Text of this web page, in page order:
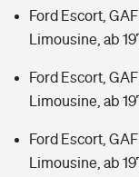
Ford Escort,
Limousine, ab
Ford Escort,
Limousine, ab
Ford Escort,
Limousine, ab